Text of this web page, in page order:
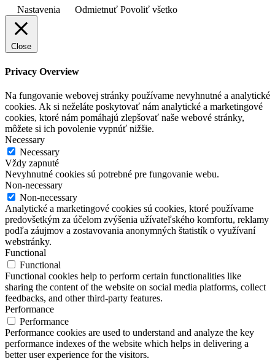
Nastavenia Odmietnuť Povoliť všetko
Close
Privacy Overview
Na fungovanie webovej stránky používame nevyhnutné a analytické
cookies. Ak si neželáte poskytovať nám analytické a marketingové
cookies, ktoré nám pomáhajú zlepšovať naše webové stránky,
môžete si ich povolenie vypnúť nižšie.
Necessary
Necessary
Vždy zapnuté
Nevyhnutné cookies sú potrebné pre fungovanie webu.
Non-necessary
Non-necessary
Analytické a marketingové cookies sú cookies, ktoré používame
predovšetkým za účelom zvýšenia užívateľského komfortu, reklamy
podľa záujmov a zostavovania anonymných štatistík o využívaní
webstránky.
Functional
Functional
Functional cookies help to perform certain functionalities like
sharing the content of the website on social media platforms, collect
feedbacks, and other third-party features.
Performance
Performance
Performance cookies are used to understand and analyze the key
performance indexes of the website which helps in delivering a
better user experience for the visitors.